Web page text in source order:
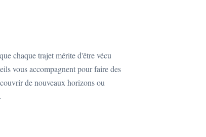
chaque trajet mérite d'être vécu
vous accompagnent pour faire des
de nouveaux horizons ou